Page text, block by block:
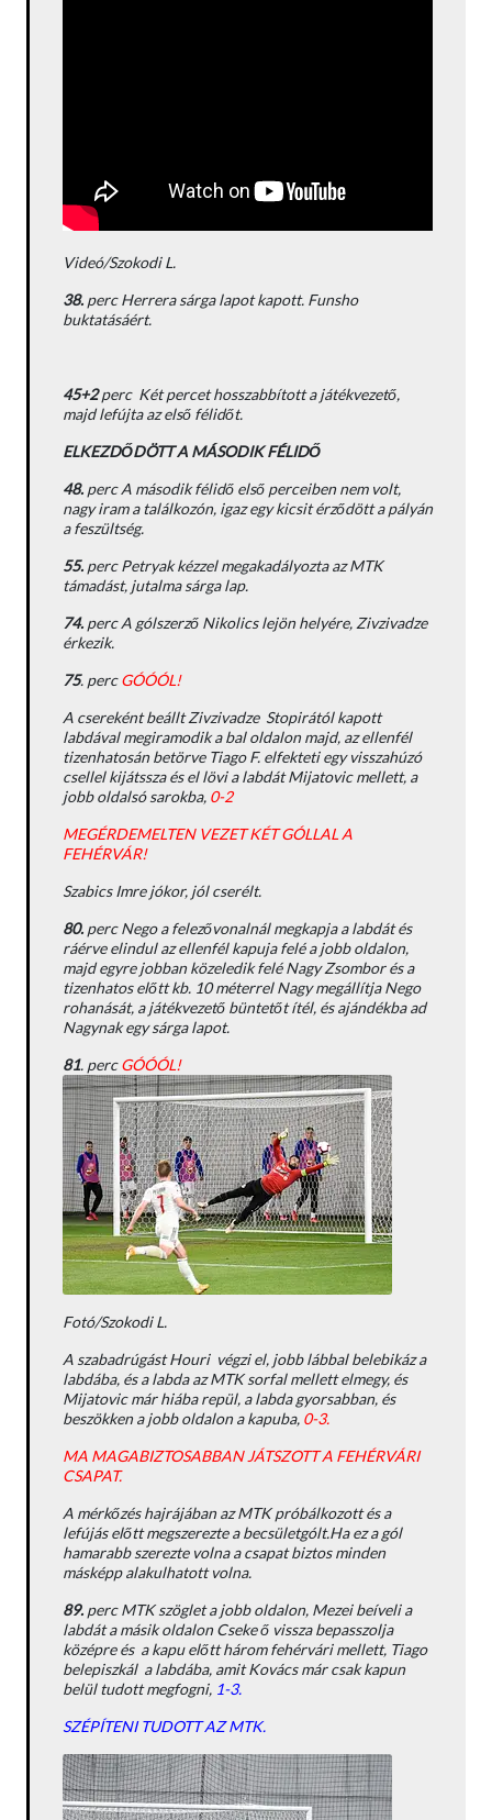
Videó/Szokodi L.
38.perc Herrera sárga lapot kapott. Funsho
buktatásáért.
45+2perc Két percet hosszabbított a játékvezető,
majd lefújta az első félidőt.
ELKEZDŐDÖTT A MÁSODIK FÉLIDŐ
48.perc A második félidő első perceiben nem volt,
nagy iram a találkozón, igaz egy kicsit érződött a pályán
a feszültség.
55.perc Petryak kézzel megakadályozta az MTK
támadást, jutalma sárga lap.
74.perc A gólszerző Nikolics lejön helyére, Zivzivadze
érkezik.
75. percGÓÓÓL!
A csereként beállt Zivzivadze Stopirától kapott
labdával megiramodik a bal oldalon majd, az ellenfél
tizenhatosán betörve Tiago F. elfekteti egy visszahúzó
csellel kijátssza és el lövi a labdát Mijatovic mellett, a
jobb oldalsó sarokba, 0-2
MEGÉRDEMELTEN VEZET KÉT GÓLLAL A
FEHÉRVÁR!
Szabics Imre jókor, jól cserélt.
80.perc Nego a felezővonalnál megkapja a labdát és
ráérve elindul az ellenfél kapuja felé a jobb oldalon,
majd egyre jobban közeledik felé Nagy Zsombor és a
tizenhatos előtt kb. 10 méterrel Nagy megállítja Nego
rohanását, a játékvezető büntetőt ítél, és ajándékba ad
Nagynak egy sárga lapot.
81. percGÓÓÓL!
Fotó/Szokodi L.
A szabadrúgást Houri végzi el, jobb lábbal belebikáz a
labdába, és a labda az MTK sorfal mellett elmegy, és
Mijatovic már hiába repül, a labda gyorsabban, és
beszökken a jobb oldalon a kapuba, 0-3.
MA MAGABIZTOSABBAN JÁTSZOTT A FEHÉRVÁRI
CSAPAT.
A mérkőzés hajrájában az MTK próbálkozott és a
lefújás előtt megszerezte a becsületgólt.Ha ez a gól
hamarabb szerezte volna a csapat biztos minden
másképp alakulhatott volna.
89.perc MTK szöglet a jobb oldalon, Mezei beíveli a
labdát a másik oldalon Cseke ő vissza bepasszolja
középre és a kapu előtt három fehérvári mellett, Tiago
belepiszkál a labdába, amit Kovács már csak kapun
belül tudott megfogni, 1-3.
SZÉPÍTENI TUDOTT AZ MTK.